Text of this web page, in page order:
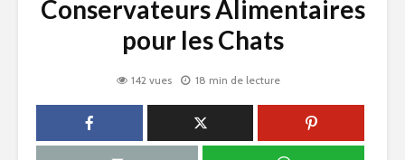
Conservateurs Alimentaires
pour les Chats
142 vues 18 min de lecture